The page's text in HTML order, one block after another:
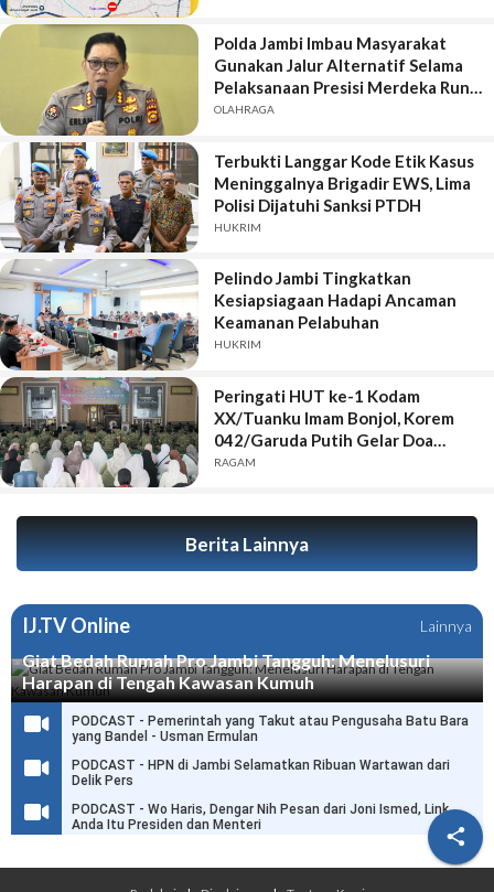

Polda Jambi Imbau Masyarakat
Gunakan Jalur Alternatif Selama
Pelaksanaan Presisi Merdeka Run
2026
OLAHRAGA
Terbukti Langgar Kode Etik Kasus
Meninggalnya Brigadir EWS, Lima
Polisi Dijatuhi Sanksi PTDH
HUKRIM
Pelindo Jambi Tingkatkan
Kesiapsiagaan Hadapi Ancaman
Keamanan Pelabuhan
HUKRIM
Peringati HUT ke-1 Kodam
XX/Tuanku Imam Bonjol, Korem
042/Garuda Putih Gelar Doa
Bersama
RAGAM
Berita Lainnya
IJ.TV Online Lainnya
Giat Bedah Rumah Pro Jambi Tangguh: Menelusuri
Harapan di Tengah Kawasan Kumuh
PODCAST - Pemerintah yang Takut atau Pengusaha Batu Bara
yang Bandel - Usman Ermulan
PODCAST - HPN di Jambi Selamatkan Ribuan Wartawan dari
Delik Pers
PODCAST - Wo Haris, Dengar Nih Pesan dari Joni Ismed, Link
Anda Itu Presiden dan Menteri